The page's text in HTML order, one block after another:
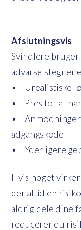
Afslutningsvis
Svindlere
• Urealistiske
• Pres for at
• Anmodninger
adgangskode
• Yderligere
Hvis noget
der altid en
aldrig dele dine
reducerer du